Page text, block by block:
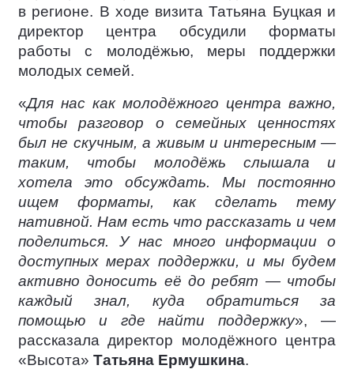
в регионе. В ходе визита Татьяна Буцкая и
директор центра обсудили форматы
работы с молодёжью, меры поддержки
молодых семей.
«Для нас как молодёжного центра важно,
чтобы разговор о семейных ценностях
был не скучным, а живым и интересным —
таким, чтобы молодёжь слышала и
хотела это обсуждать. Мы постоянно
ищем форматы, как сделать тему
нативной. Нам есть что рассказать и чем
поделиться. У нас много информации о
доступных мерах поддержки, и мы будем
активно доносить её до ребят — чтобы
каждый знал, куда обратиться за
помощью и где найти поддержку», —
рассказала директор молодёжного центра
«Высота» Татьяна Ермушкина.